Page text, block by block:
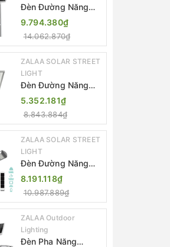
Đèn Đường Năng
Lượng Mặt Trời
Thông Minh Điều
Khiển MPPT ZL-
GMX01 ZALAA
9.794.380₫
14.062.870₫
ZALAA SOLAR STREET
LIGHT
Đèn Đường Năng
Lượng Mặt Trời
Nhôm Đúc ZALAA
ZL-BWH Cao Cấp
IP65
5.352.181₫
8.843.884₫
ZALAA SOLAR STREET
LIGHT
Đèn Đường Năng
Lượng Mặt Trời Tích
Hợp Camera ZALAA
ZL-BJ04-CCTV
(80W, IP65)
8.191.118₫
10.987.889₫
ZALAA Outdoor
Lighting
Đèn Pha Năng